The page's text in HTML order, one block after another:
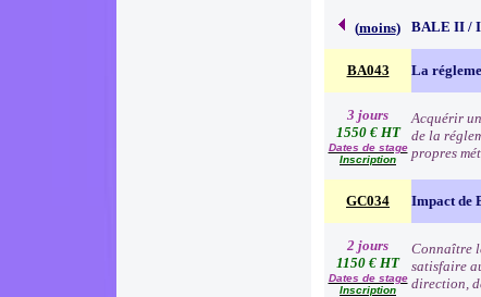
(moins) BALE II /
BA043 La
3 jours
1550 € HT
Dates de stage
Inscription
Acquérir
de la
propres
GC034 Impact de
2 jours
1150 € HT
Dates de stage
Inscription
Connaître
satisfaire
direction,